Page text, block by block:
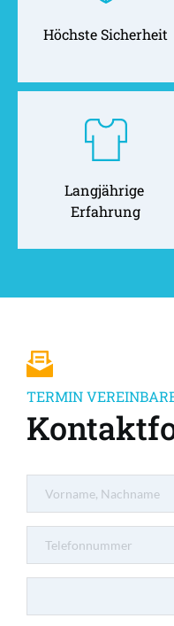
Höchste Sicherheit
Langjährige
Erfahrung
TERMIN